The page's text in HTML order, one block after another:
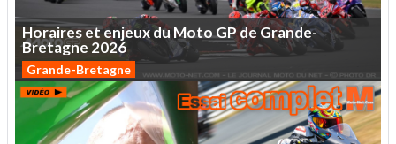
HorairesetenjeuxduMotoGPdeGrande-
Bretagne 2026
Grande-Bretagne